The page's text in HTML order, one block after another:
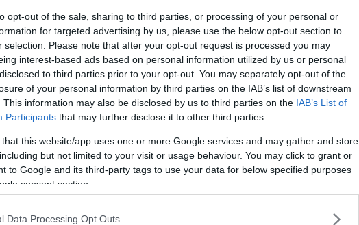
opt-out of the sale, sharing to third parties, or processing of your personal or
for targeted advertising by us, please use the below opt-out section to
selection. Please note that after your opt-out request is processed you may
interest-based ads based on personal information utilized by us or personal
to third parties prior to your opt-out. You may separately opt-out of the
of your personal information by third parties on the IAB’s list of downstream
This information may also be disclosed by us to third parties on the IAB’s List of
Participants that may further disclose it to other third parties.
that this website/app uses one or more Google services and may gather and store
but not limited to your visit or usage behaviour. You may click to grant or
to Google and its third-party tags to use your data for below specified purposes
consent section.
Data Processing Opt Outs
Genom att klicka på "Fortsätt" godkänner jag OK-Förlagets prenumerationsvillkor
och bekräftar att jag tagit del av
OK-Förlagets integritetspolicy
Är du redan prenumerant på vår papperstidning?